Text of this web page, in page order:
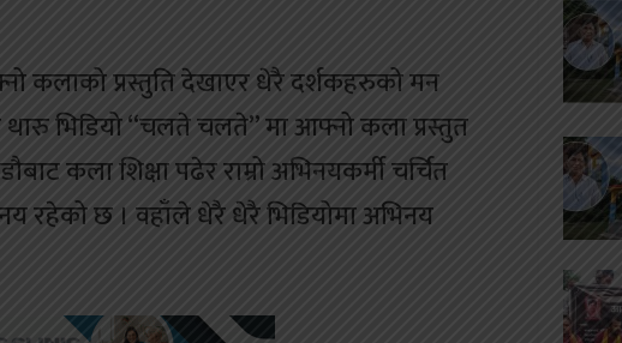
कलाको प्रस्तुति देखाएर धेरै दर्शकहरुको मन
भिडियो “चलते चलते” मा आफ्नो कला प्रस्तुत
कला शिक्षा पढेर राम्रो अभिनयकर्मी चर्चित
रहेको छ । वहाँले धेरै धेरै भिडियोमा अभिनय